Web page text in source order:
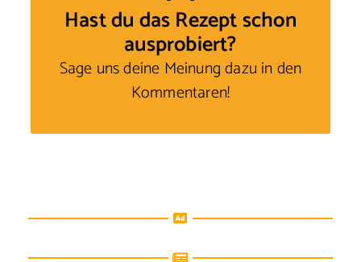
Hast du das Rezept schon
ausprobiert?
Sage uns deine Meinungdazu in den
Kommentaren!